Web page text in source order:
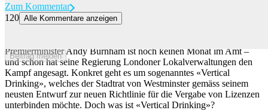
Beitrag melden
Zum Kommentar
120 Alle Kommentare anzeigen
Premierminister Andy Burnham ist noch keinen Monat im Amt –
und schon hat seine Regierung Londoner Lokalverwaltungen den
Kampf angesagt. Konkret geht es um sogenanntes «Vertical
Drinking», welches der Stadtrat von Westminster gemäss seinem
neusten Entwurf zur neuen Richtlinie für die Vergabe von Lizenzen
unterbinden möchte. Doch was ist «Vertical Drinking»?